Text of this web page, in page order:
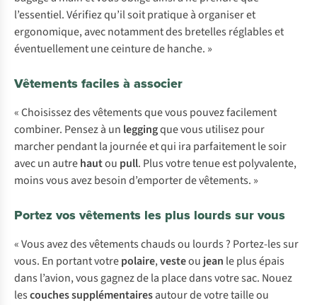
l’essentiel. Vérifiez qu’il soit pratique à organiser et
ergonomique, avec notamment des bretelles réglables et
éventuellement une ceinture de hanche. »
Vêtements faciles à associer
« Choisissez des vêtements que vous pouvez facilement
combiner. Pensez à un leggingque vous utilisez pour
marcher pendant la journée et qui ira parfaitement le soir
avec un autrehautou pull. Plus votre tenue est polyvalente,
moins vous avez besoin d’emporter de vêtements. »
Portez vos vêtements les plus lourds sur vous
« Vous avez des vêtements chauds ou lourds ? Portez-les sur
vous. En portant votrepolaire,vesteou jean le plus épais
dans l’avion, vous gagnez de la place dans votre sac. Nouez
lescouches supplémentairesautour de votre taille ou